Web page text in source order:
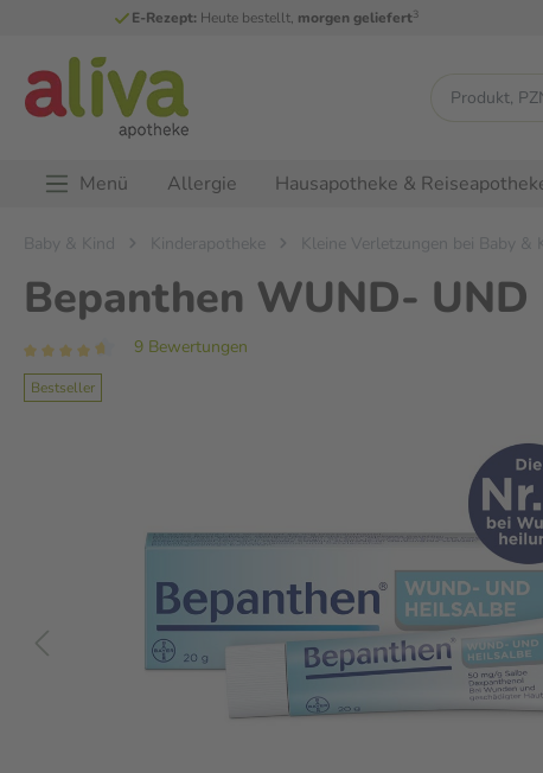
E-Rezept: Heute bestellt, morgen geliefert3
Menü Allergie Hausapotheke &
Baby & Kind Kinderapotheke Kleine Verletzungen bei Baby &
Bepanthen WUND-
9 Bewertungen
Bestseller